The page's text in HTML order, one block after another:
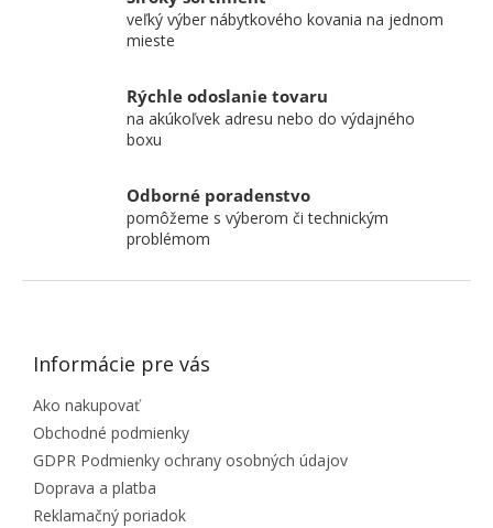
veľký výber nábytkového kovania na jednom
mieste
Rýchle odoslanie tovaru
na akúkoľvek adresu nebo do výdajného
boxu
Odborné poradenstvo
pomôžeme s výberom či technickým
problémom
ZÁPÄTIE
Informácie pre vás
Ako nakupovať
Obchodné podmienky
GDPR Podmienky ochrany osobných údajov
Doprava a platba
Reklamačný poriadok